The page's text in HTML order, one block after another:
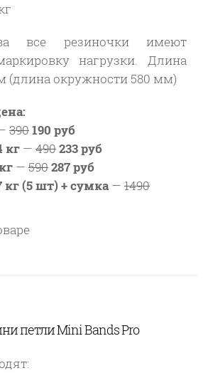
все резиночки имеют
нагрузки. Длина
(длина окружности 580 мм)
390190 руб
кг — 490233 руб
— 590287 руб
(5 шт) + сумка — 1490
петли Mini Bands Pro